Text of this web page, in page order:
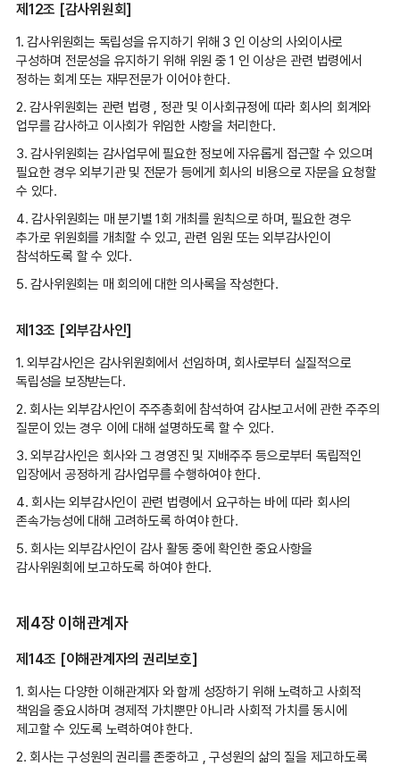
제12조 [감사위원회]
1. 감사위원회는 독립성을 유지하기 위해 3 인 이상의 사외이사로
구성하며 전문성을 유지하기 위해 위원 중 1 인 이상은 관련 법령에서
정하는 회계 또는 재무전문가 이어야 한다.
2. 감사위원회는 관련 법령 , 정관 및 이사회규정에 따라 회사의 회계와
업무를 감사하고 이사회가 위임한 사항을 처리한다.
3. 감사위원회는 감사업무에 필요한 정보에 자유롭게 접근할 수 있으며
필요한 경우 외부기관 및 전문가 등에게 회사의 비용으로 자문을 요청할
수 있다.
4. 감사위원회는 매 분기별 1회 개최를 원칙으로 하며, 필요한 경우
추가로 위원회를 개최할 수 있고, 관련 임원 또는 외부감사인이
참석하도록 할 수 있다.
5. 감사위원회는 매 회의에 대한 의사록을 작성한다.
제13조 [외부감사인]
1. 외부감사인은 감사위원회에서 선임하며, 회사로부터 실질적으로
독립성을 보장받는다.
2. 회사는 외부감사인이 주주총회에 참석하여 감사보고서에 관한 주주의
질문이 있는 경우 이에 대해 설명하도록 할 수 있다.
3. 외부감사인은 회사와 그 경영진 및 지배주주 등으로부터 독립적인
입장에서 공정하게 감사업무를 수행하여야 한다.
4. 회사는 외부감사인이 관련 법령에서 요구하는 바에 따라 회사의
존속가능성에 대해 고려하도록 하여야 한다.
5. 회사는 외부감사인이 감사 활동 중에 확인한 중요사항을
감사위원회에 보고하도록 하여야 한다.
제4장 이해관계자
제14조 [이해관계자의 권리보호]
1. 회사는 다양한 이해관계자 와 함께 성장하기 위해 노력하고 사회적
책임을 중요시하며 경제적 가치뿐만 아니라 사회적 가치를 동시에
제고할 수 있도록 노력하여야 한다.
2. 회사는 구성원의 권리를 존중하고 , 구성원의 삶의 질을 제고하도록